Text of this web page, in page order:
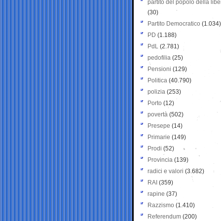
partito del popolo della
(30)
Partito Democratico (1.034)
PD (1.188)
PdL (2.781)
pedofilia (25)
Pensioni (129)
Politica (40.790)
polizia (253)
Porto (12)
povertà (502)
Presepe (14)
Primarie (149)
Prodi (52)
Provincia (139)
radici e valori (3.682)
RAI (359)
rapine (37)
Razzismo (1.410)
Referendum (200)